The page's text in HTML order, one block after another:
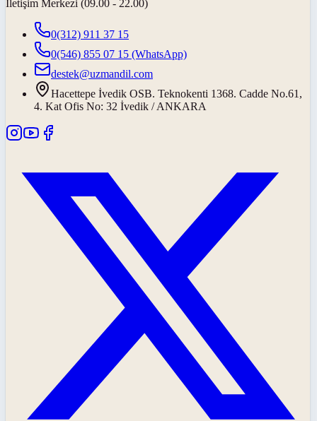
İletişim Merkezi (09.00 - 22.00)
0(312) 911 37 15
0(546) 855 07 15 (WhatsApp)
destek@uzmandil.com
Hacettepe İvedik OSB. Teknokenti 1368. Cadde No.61,
4. Kat Ofis No: 32 İvedik / ANKARA